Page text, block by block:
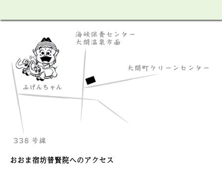
おおま宿坊普賢院へのアクセス